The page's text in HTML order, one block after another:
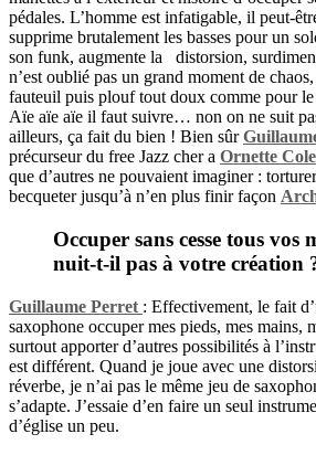
pédales. L’homme est infatigable, il peut-
supprime brutalement les basses pour un
son funk, augmente la
distorsion,
n’est oublié pas un grand moment de
fauteuil puis plouf tout doux comme pour
Aïe aïe aïe il faut suivre… non on ne suit
ailleurs, ça fait du bien ! Bien sûr
précurseur du free Jazz cher a Ornette
que d’autres ne pouvaient imaginer :
becqueter jusqu’à n’en plus finir façon
Occuper sans cesse tous vos
nuit-t-il pas à votre création
Guillaume Perret : Effectivement, le fait
saxophone occuper mes pieds, mes mains,
surtout apporter d’autres possibilités à
est différent. Quand je joue avec une
réverbe, je n’ai pas le même jeu de
s’adapte. J’essaie d’en faire un seul
d’église un peu.